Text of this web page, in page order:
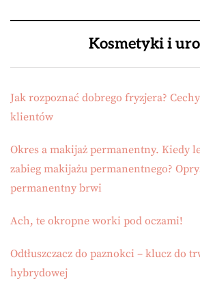
Kosmetyki i
Jak rozpoznać dobrego fryzjera?
klientów
Okres a makijaż permanentny. Kiedy
zabieg makijażu permanentnego?
permanentny brwi
Ach, te okropne worki pod oczami!
Odtłuszczacz do paznokci – klucz do
hybrydowej